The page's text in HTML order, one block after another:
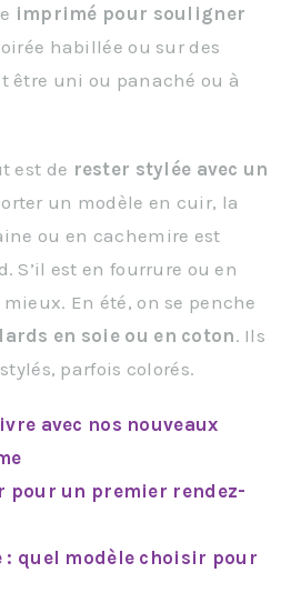
imprimé pour souligner
habillée ou sur des
être uni ou panaché ou à
est de rester stylée avec un
un modèle en cuir, la
ou en cachemire est
S’il est en fourrure ou en
En été, on se penche
en soie ou en coton. Ils
parfois colorés.
avec nos nouveaux
pour un premier rendez-
: quel modèle choisir pour